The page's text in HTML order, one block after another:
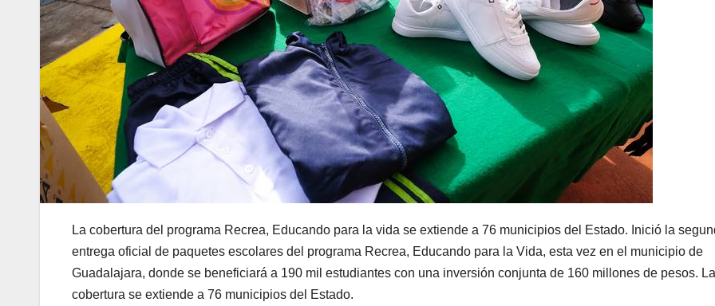
La cobertura del programa Recrea, Educando para la vida se extiende a 76 municipios del Estado. Inició la
entrega oficial de paquetes escolares del programa Recrea, Educando para la Vida, esta vez en el municipio de
Guadalajara, donde se beneficiará a 190 mil estudiantes con una inversión conjunta de 160 millones de pesos. La
cobertura se extiende a 76 municipios del Estado.